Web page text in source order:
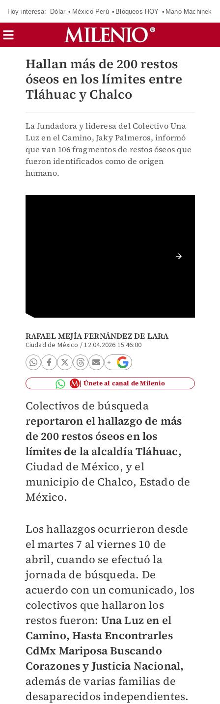
Hoy interesa: Dólar México-Perú Bloqueos HOY Mano Machinek
Hallan más de 200 restos
óseos en los límites entre
Tláhuac y Chalco
La fundadora y lideresa del Colectivo Una
Luz en el Camino, Jaky Palmeros, informó
que van 106 fragmentos de restos óseos que
fueron identificados como de origen
humano.
RAFAEL MEJÍA FERNÁNDEZ DE LARA
Ciudad de México /12.04.2026 15:46:00
Únete al canal de Milenio
Colectivos de búsqueda
reportaron el hallazgo de más
de 200 restos óseos en los
límites de la alcaldía Tláhuac,
Ciudad de México, y el
municipio de Chalco, Estado de
México.
Los hallazgos ocurrieron desde
el martes 7 al viernes 10 de
abril, cuando se efectuó la
jornada de búsqueda. De
acuerdo con un comunicado, los
colectivos que hallaron los
restos fueron: Una Luz en el
Camino, Hasta Encontrarles
CdMx Mariposa Buscando
Corazones y Justicia Nacional,
además de varias familias de
desaparecidos independientes.